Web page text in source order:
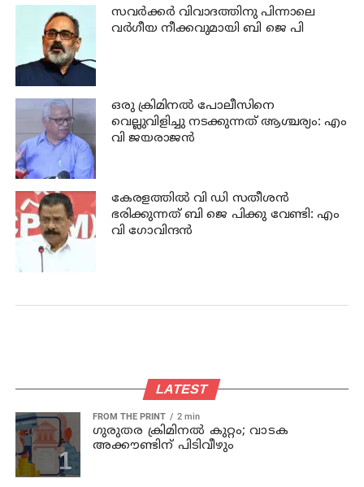
സവര്‍ക്കര്‍ വിവാദത്തിനു പിന്നാലെ
വര്‍ഗീയ നീക്കവുമായി ബി ജെ പി
ഒരു ക്രിമിനല്‍ പോലീസിനെ
വെല്ലുവിളിച്ചു നടക്കുന്നത് ആശ്ചര്യം: എം
വി ജയരാജന്‍
കേരളത്തില്‍ വി ഡി സതീശന്‍
ഭരിക്കുന്നത് ബി ജെ പിക്കു വേണ്ടി: എം
വി ഗോവിന്ദന്‍
LATEST
FROM THE PRINT 2 min
ഗുരുതര ക്രിമിനൽ കുറ്റം; വാടക
അക്കൗണ്ടിന് പിടിവീഴും